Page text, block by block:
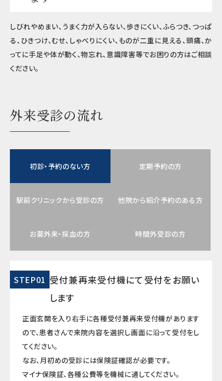
しびれやめまい、うまく力が入らない、歩きにくい、ふらつき、つっぱ
る、ひきつけ、むせ、しゃべりにくい、ものが二重に見える、頭痛、か
ってに手足や体が動く、物忘れ、意識障害等でお困りの方はご相談
ください。
外来受診の流れ
初診・予約のない方 定期予約の方
駅前クリニックから受診の方 他院から紹介予約のある方
お薬外来・採血の方 時間外受診の方
STEP01 受付兼再来受付機にて受付をお願い
します
正面玄関を入り右手に各種受付兼再来受付機があります
ので、患者さんで来院内容を選択し画面に沿って受付をし
てください。
なお、月初めの受診には保険証確認が必要です。
マイナ保険証、各種公費等を機械に通してください。